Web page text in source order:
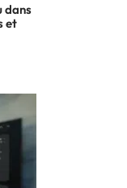
dans
et